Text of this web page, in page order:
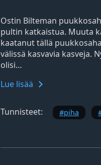
Ostin Bilteman
pultin katkaistua. Muuta
kaatanut tällä
välissä kasvavia kasveja.
olisi…
Lue lisää
Tunnisteet: piha